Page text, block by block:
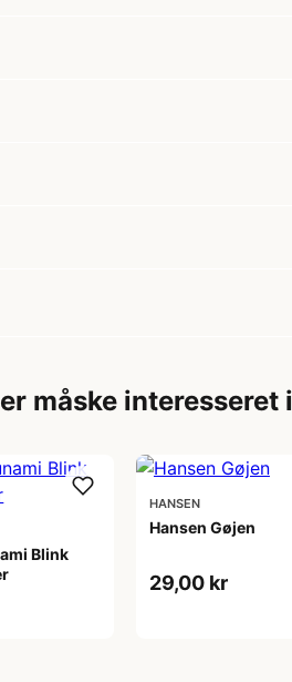
måske interesseret i
Blink
HANSEN
Hansen Gøjen
29,00 kr